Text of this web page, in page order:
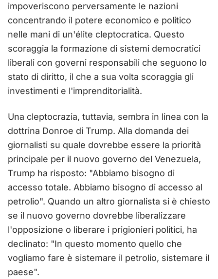
impoveriscono perversamente le nazioni
concentrando il potere economico e politico
nelle mani di un'élite cleptocratica. Questo
scoraggia la formazione di sistemi democratici
liberali con governi responsabili che seguono lo
stato di diritto, il che a sua volta scoraggia gli
investimenti e l'imprenditorialità.
Una cleptocrazia, tuttavia, sembra in linea con la
dottrina Donroe di Trump. Alla domanda dei
giornalisti su quale dovrebbe essere la priorità
principale per il nuovo governo del Venezuela,
Trump ha risposto: "Abbiamo bisogno di
accesso totale. Abbiamo bisogno di accesso al
petrolio". Quando un altro giornalista si è chiesto
se il nuovo governo dovrebbe liberalizzare
l'opposizione o liberare i prigionieri politici, ha
declinato: "In questo momento quello che
vogliamo fare è sistemare il petrolio, sistemare il
paese".